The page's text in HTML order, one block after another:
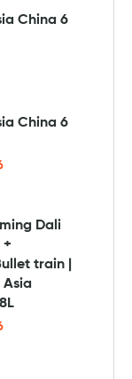
China 6
China 6
Dali
+
train |
Asia